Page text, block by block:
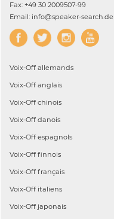
Fax: +49 30 2009507-99
Email: info@speaker-search.de
Voix-Off allemands
Voix-Off anglais
Voix-Off chinois
Voix-Off danois
Voix-Off espagnols
Voix-Off finnois
Voix-Off français
Voix-Off italiens
Voix-Off japonais